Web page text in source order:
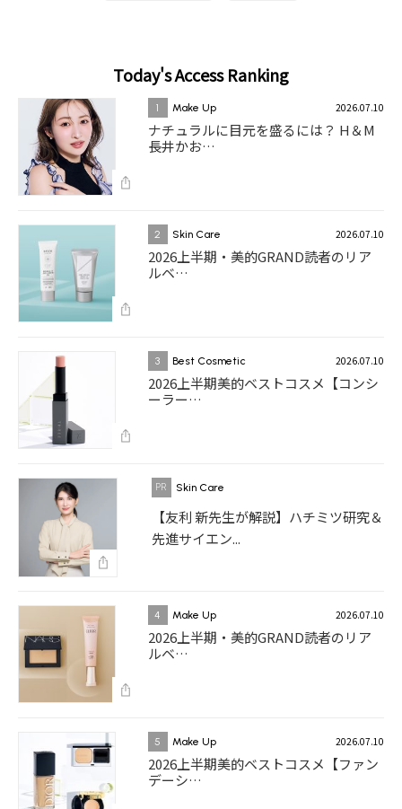
Today's Access Ranking
1 Make Up 2026.07.10
ナチュラルに目元を盛るには？ H＆M
長井かお…
2 Skin Care 2026.07.10
2026上半期・美的GRAND読者のリア
ルベ…
3 Best Cosmetic 2026.07.10
2026上半期美的ベストコスメ【コンシ
ーラー…
Skin Care
【友利 新先生が解説】ハチミツ研究＆
先進サイエン...
4 Make Up 2026.07.10
2026上半期・美的GRAND読者のリア
ルベ…
5 Make Up 2026.07.10
2026上半期美的ベストコスメ【ファン
デーシ…